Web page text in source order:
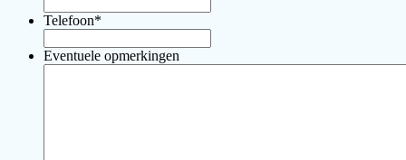
Telefoon*
Eventuele opmerkingen